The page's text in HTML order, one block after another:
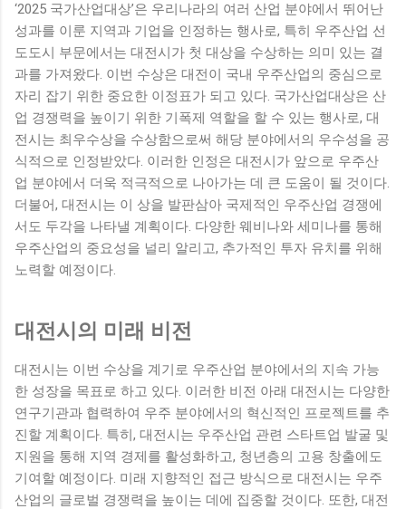
‘2025 국가산업대상’은 우리나라의 여러 산업 분야에서 뛰어난
성과를 이룬 지역과 기업을 인정하는 행사로, 특히 우주산업 선
도도시 부문에서는 대전시가 첫 대상을 수상하는 의미 있는 결
과를 가져왔다. 이번 수상은 대전이 국내 우주산업의 중심으로
자리 잡기 위한 중요한 이정표가 되고 있다. 국가산업대상은 산
업 경쟁력을 높이기 위한 기폭제 역할을 할 수 있는 행사로, 대
전시는 최우수상을 수상함으로써 해당 분야에서의 우수성을 공
식적으로 인정받았다. 이러한 인정은 대전시가 앞으로 우주산
업 분야에서 더욱 적극적으로 나아가는 데 큰 도움이 될 것이다.
더불어, 대전시는 이 상을 발판삼아 국제적인 우주산업 경쟁에
서도 두각을 나타낼 계획이다. 다양한 웨비나와 세미나를 통해
우주산업의 중요성을 널리 알리고, 추가적인 투자 유치를 위해
노력할 예정이다.
대전시의 미래 비전
대전시는 이번 수상을 계기로 우주산업 분야에서의 지속 가능
한 성장을 목표로 하고 있다. 이러한 비전 아래 대전시는 다양한
연구기관과 협력하여 우주 분야에서의 혁신적인 프로젝트를 추
진할 계획이다. 특히, 대전시는 우주산업 관련 스타트업 발굴 및
지원을 통해 지역 경제를 활성화하고, 청년층의 고용 창출에도
기여할 예정이다. 미래 지향적인 접근 방식으로 대전시는 우주
산업의 글로벌 경쟁력을 높이는 데에 집중할 것이다. 또한, 대전